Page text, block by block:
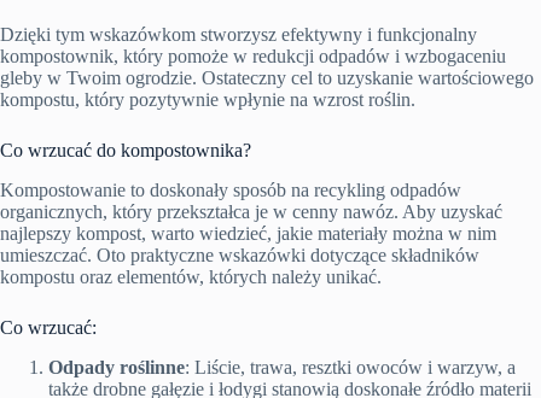
Dzięki tym wskazówkom stworzysz efektywny i funkcjonalny
kompostownik, który pomoże w redukcji odpadów i wzbogaceniu
gleby w Twoim ogrodzie. Ostateczny cel to uzyskanie wartościowego
kompostu, który pozytywnie wpłynie na wzrost roślin.
Co wrzucać do kompostownika?
Kompostowanie to doskonały sposób na recykling odpadów
organicznych, który przekształca je w cenny nawóz. Aby uzyskać
najlepszy kompost, warto wiedzieć, jakie materiały można w nim
umieszczać. Oto praktyczne wskazówki dotyczące składników
kompostu oraz elementów, których należy unikać.
Co wrzucać:
Odpady roślinne: Liście, trawa, resztki owoców i warzyw, a
także drobne gałęzie i łodygi stanowią doskonałe źródło materii